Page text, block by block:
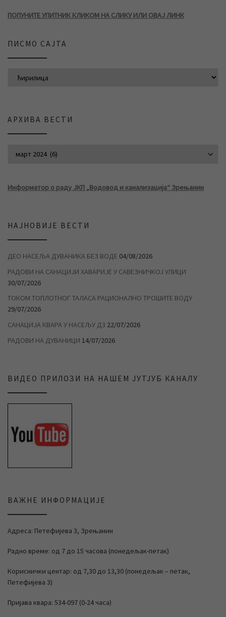
ПОПУНИТЕ УПИТНИК КЛИКОМ НА СЛИКУ ИЛИ ОВАЈ ЛИНК
ПИСМО САЈТА
АРХИВА ВЕСТИ
Информатор о раду ЈКП „Водовод и канализација“ Зрењанин
НАЈНОВИЈЕ ВЕСТИ
ДЕО НАСЕЉА ДУВАНИКА БЕЗ ВОДЕ 04/08/2026
РАДОВИ НА САНАЦИЈИ ХАВАРИЈЕ У САВЕЗНИЧКОЈ УЛИЦИ
30/07/2026
ТОКОМ ТОПЛОТНОГ ТАЛАСА РАЦИОНАЛНО ТРОШИТЕ ВОДУ
29/07/2026
САНАЦИЈА КВАРА У НАСЕЉУ Д3 22/07/2026
РАДОВИ НА ДУВАНИЦИ 14/07/2026
ВИДЕО ПРИЛОЗИ НА НАШЕМ ЈУТЈУБ КАНАЛУ
ВАЖНЕ ИНФОРМАЦИЈЕ
Адреса: Петефијева 3, Зрењанин
Радно време: од 7 до 15 часова (понедељак-петак)
Кориснички центар: од 7,30 до 13,30 (понедељак – петак,
Петефијева 3)
Пријава квара: 534-097 (0-24 часа)